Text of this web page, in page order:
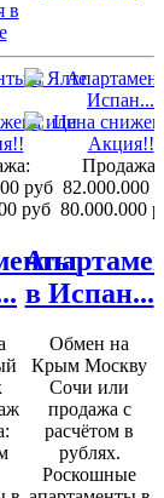
руб
руб
Продажа:
82.000.000
80.000.000
в Испан...
Обмен на
Крым Москву
Сочи или
продажа с
расчётом в
рублях.
Роскошные